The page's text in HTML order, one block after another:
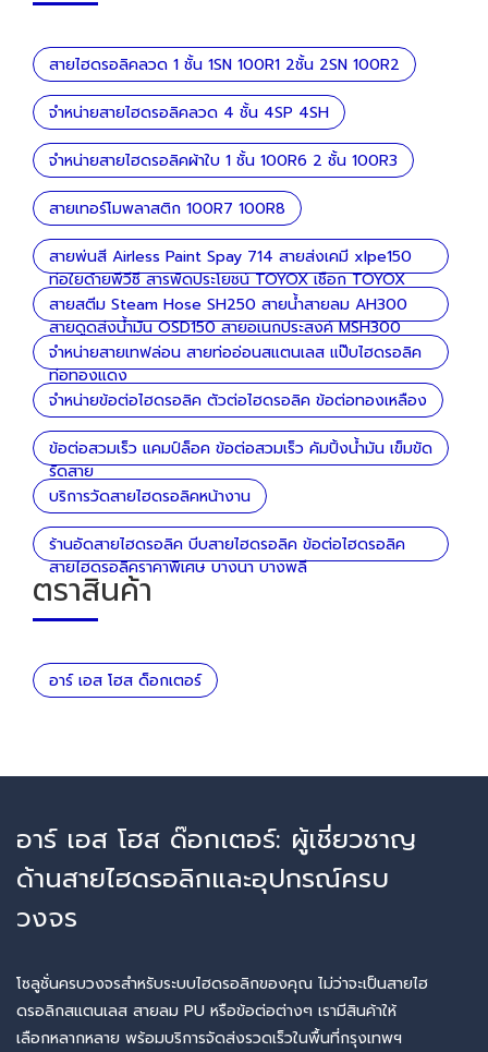
สายไฮดรอลิคลวด 1 ชั้น 1SN 100R1 2ชั้น 2SN 100R2
จำหน่ายสายไฮดรอลิคลวด 4 ชั้น 4SP 4SH
จำหน่ายสายไฮดรอลิคผ้าใบ 1 ชั้น 100R6 2 ชั้น 100R3
สายเทอร์โมพลาสติก 100R7 100R8
สายพ่นสี Airless Paint Spay 714 สายส่งเคมี xlpe150
ท่อใยด้ายพีวีซี สารพัดประโยชน์ TOYOX เชือก TOYOX
ลวด
สายสตีม Steam Hose SH250 สายน้ำสายลม AH300
สายดูดส่งน้ำมัน OSD150 สายอเนกประสงค์ MSH300
จำหน่ายสายเทฟล่อน สายท่ออ่อนสแตนเลส แป๊บไฮดรอลิค
ท่อทองแดง
จำหน่ายข้อต่อไฮดรอลิค ตัวต่อไฮดรอลิค ข้อต่อทองเหลือง
ข้อต่อสวมเร็ว แคมป์ล็อค ข้อต่อสวมเร็ว คัมปิ้งน้ำมัน เข็มขัด
รัดสาย
บริการวัดสายไฮดรอลิคหน้างาน
ร้านอัดสายไฮดรอลิค บีบสายไฮดรอลิค ข้อต่อไฮดรอลิค
สายไฮดรอลิคราคาพิเศษ บางนา บางพลี
ตราสินค้า
อาร์ เอส โฮส ด็อกเตอร์
อาร์ เอส โฮส ด๊อกเตอร์: ผู้เชี่ยวชาญ
ด้านสายไฮดรอลิกและอุปกรณ์ครบ
วงจร
โซลูชั่นครบวงจรสำหรับระบบไฮดรอลิกของคุณ ไม่ว่าจะเป็นสายไฮ
ดรอลิกสแตนเลส สายลม PU หรือข้อต่อต่างๆ เรามีสินค้าให้
เลือกหลากหลาย พร้อมบริการจัดส่งรวดเร็วในพื้นที่กรุงเทพฯ